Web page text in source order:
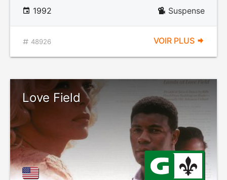
1992 Suspense
48926 VOIR PLUS
Love Field